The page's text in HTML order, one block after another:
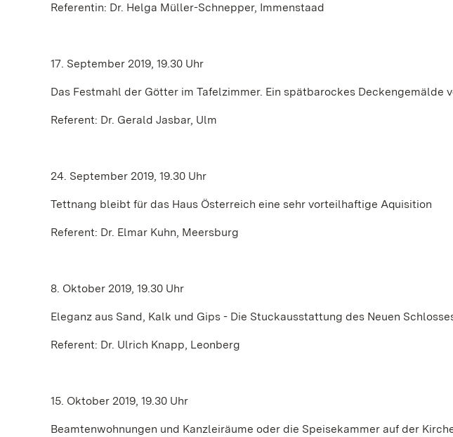
Referentin: Dr. Helga Müller-Schnepper, Immenstaad
17. September 2019, 19.30 Uhr
Das Festmahl der Götter im Tafelzimmer. Ein spätbarockes Deckengemälde
Referent: Dr. Gerald Jasbar, Ulm
24. September 2019, 19.30 Uhr
Tettnang bleibt für das Haus Österreich eine sehr vorteilhaftige Aquisition
Referent: Dr. Elmar Kuhn, Meersburg
8. Oktober 2019, 19.30 Uhr
Eleganz aus Sand, Kalk und Gips - Die Stuckausstattung des Neuen
Referent: Dr. Ulrich Knapp, Leonberg
15. Oktober 2019, 19.30 Uhr
Beamtenwohnungen und Kanzleiräume oder die Speisekammer auf der